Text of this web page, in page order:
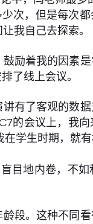
次，但是每次
我自己去探索。
励着我的因素
了线上会议。
有了客观的数
的会议上，我
学生时期，就
目地内卷，不
段。这种不同